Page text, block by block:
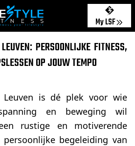
My LSF
PERSOONLIJKE FITNESS,
OP JOUW TEMPO
Leuven is dé plek voor wie
en beweging wil
rustige en motiverende
begeleiding van